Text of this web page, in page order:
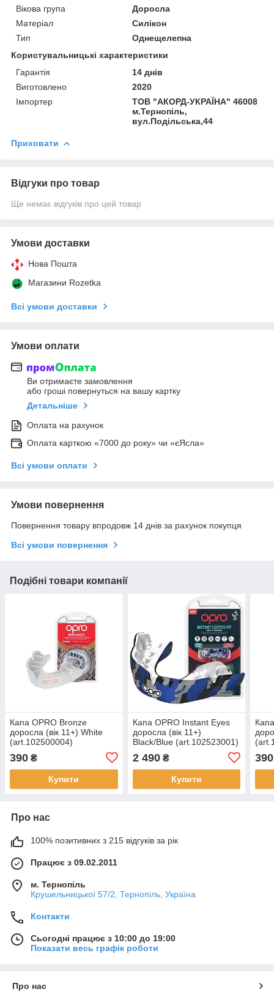
Вікова група
Доросла
Матеріал
Силікон
Тип
Однещелепна
Користувальницькі характеристики
Гарантія
14 днів
Виготовлено
2020
Імпортер
ТОВ "АКОРД-УКРАЇНА" 46008
м.Тернопіль,
вул.Подільська,44
Приховати
Відгуки про товар
Ще немає відгуків про цей товар
Умови доставки
Нова Пошта
Магазини Rozetka
Всі умови доставки
Умови оплати
Ви отримаєте замовлення
або гроші повернуться на вашу картку
Детальніше
Оплата на рахунок
Оплата карткою «7000 до року» чи «єЯсла»
Всі умови оплати
Умови повернення
Повернення товару впродовж 14 днів за рахунок покупця
Всі умови повернення
Подібні товари компанії
Капа OPRO Bronze
доросла (вік 11+) White
(art.102500004)
390 ₴
Купити
Капа OPRO Instant Eyes
доросла (вік 11+)
Black/Blue (art.102523001)
2 490₴
Купити
390
Про нас
100% позитивних з 215 відгуків за рік
Працює з 09.02.2011
м. Тернопіль
Крушельницької 57/2, Тернопіль, Україна
Контакти
Сьогодні працює з 10:00 до 19:00
Показати весь графік роботи
Про нас